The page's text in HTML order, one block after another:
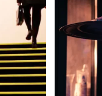
Explora más